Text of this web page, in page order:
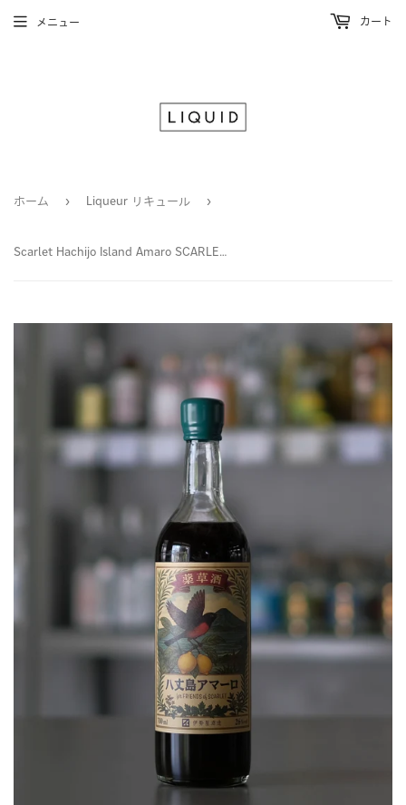
メニュー カート
ホーム › Liqueur リキュール ›
Scarlet Hachijo Island Amaro SCARLET 八丈島アマーロ